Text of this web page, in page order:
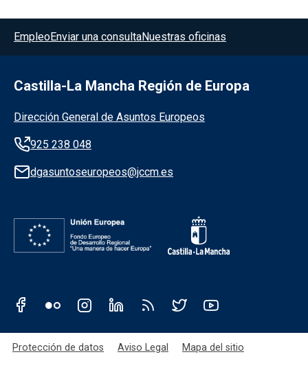
Menú del pie
EmpleoEnviar una consultaNuestras oficinas
Castilla-La Mancha Región de Europa
Información de la institución
Dirección General de Asuntos Europeos
925 238 048
dgasuntoseuropeos@jccm.es
Redes sociales JCCM
Menú legal
Protección de datos Aviso Legal Mapa del sitio